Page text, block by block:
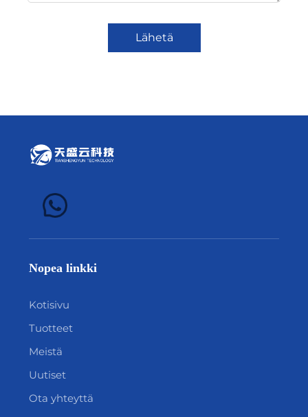
Lähetä
Nopea linkki
Kotisivu
Tuotteet
Meistä
Uutiset
Ota yhteyttä